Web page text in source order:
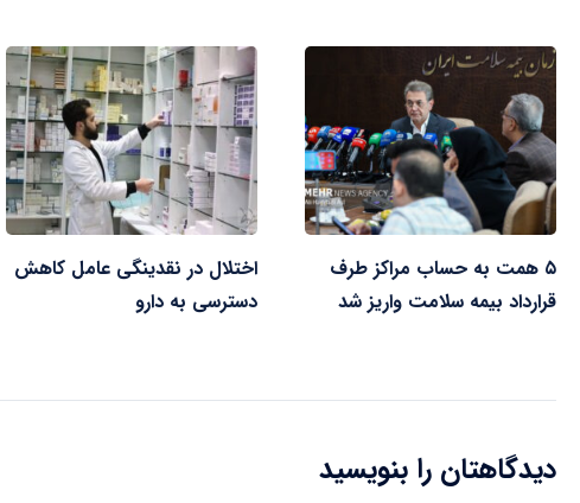
۵ همت به حساب مراکز طرف
قرارداد بیمه سلامت واریز شد
اختلال در نقدینگی عامل کاهش
دسترسی به دارو
دیدگاهتان را بنویسید